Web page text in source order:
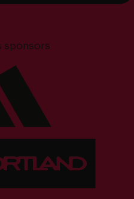
sponsors